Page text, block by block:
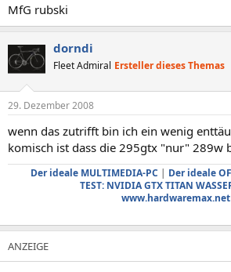
MfG rubski
dorndi
Fleet Admiral Ersteller dieses Themas
29. Dezember 2008
wenn das zutrifft bin ich ein wenig
komisch ist dass die 295gtx "nur" 289w
Der ideale MULTIMEDIA-PC | Der ideale
TEST: NVIDIA GTX TITAN
www.hardwaremax.net